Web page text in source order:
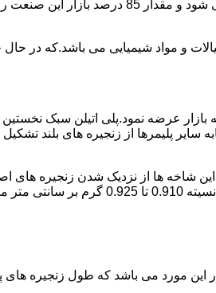
پلی اتیلن پرمصرف ترین ماده پلیمری که در
و مواد شیمیایی می باشد.که
کمپانی اکواستار پودر پلی اتیلن سبک را با دانه بندی 500
پلیمرها از زنجیره های بلند
شاخه ها از نزدیک شدن زنجیره های
گفت.